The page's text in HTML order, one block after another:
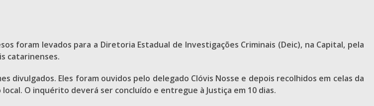
foram levados para a Diretoria Estadual de Investigações Criminais (Deic), na Capital, pela
catarinenses.
divulgados. Eles foram ouvidos pelo delegado Clóvis Nosse e depois recolhidos em celas da
O inquérito deverá ser concluído e entregue à Justiça em 10 dias.